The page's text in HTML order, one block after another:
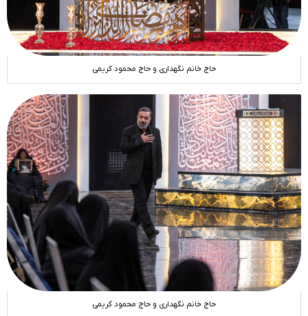
حاج خانم نگهداری و حاج محمود کریمی
حاج خانم نگهداری و حاج محمود کریمی